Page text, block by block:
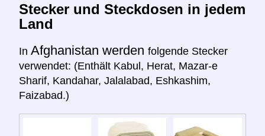
Stecker und Steckdosen in jedem
Land
In Afghanistan werden folgende Stecker
verwendet: (Enthält Kabul, Herat, Mazar-e
Sharif, Kandahar, Jalalabad, Eshkashim,
Faizabad.)